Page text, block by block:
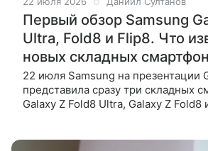
Первый обзор Samsung
Ultra, Fold8 и Flip8. Что
новых складных
22 июля Samsung на презентации
представила сразу три складных
Galaxy Z Fold8 Ultra, Galaxy Z Fold8